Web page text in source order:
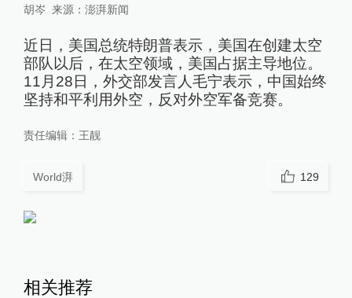
胡岑 来源： 澎湃新闻
近日，美国总统特朗普表示，美国在创建太空
部队以后，在太空领域，美国占据主导地位。
11月28日，外交部发言人毛宁表示，中国始终
坚持和平利用外空，反对外空军备竞赛。
责任编辑： 王靓
World湃 129
相关推荐